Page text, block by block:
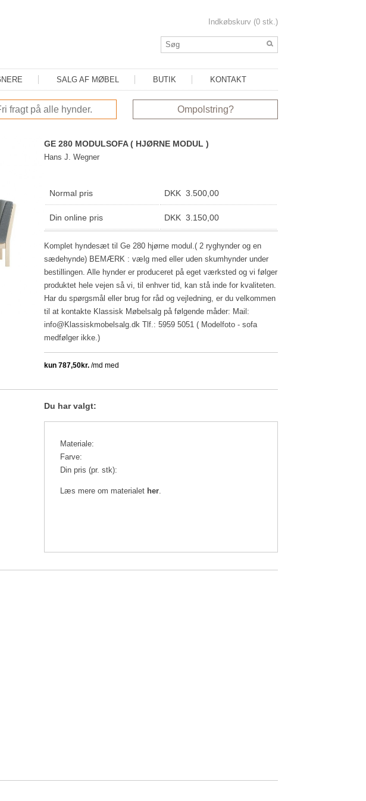
Indkøbskurv (0 stk.)
SALG AF MØBEL BUTIK KONTAKT
fragt på alle hynder. Ompolstring?
GE 280 MODULSOFA ( HJØRNE MODUL )
Hans J. Wegner
Normal pris DKK 3.500,00
Din online pris DKK 3.150,00
Komplet hyndesæt til Ge 280 hjørne modul.( 2 ryghynder og en
sædehynde) BEMÆRK : vælg med eller uden skumhynder under
bestillingen. Alle hynder er produceret på eget værksted og vi følger
produktet hele vejen så vi, til enhver tid, kan stå inde for kvaliteten.
Har du spørgsmål eller brug for råd og vejledning, er du velkommen
til at kontakte Klassisk Møbelsalg på følgende måder: Mail:
info@Klassiskmobelsalg.dkTlf.: 5959 5051 ( Modelfoto - sofa
medfølger ikke.)
Du har valgt:
Materiale:
Farve:
Din pris (pr. stk):
Læs mere om materialet her.